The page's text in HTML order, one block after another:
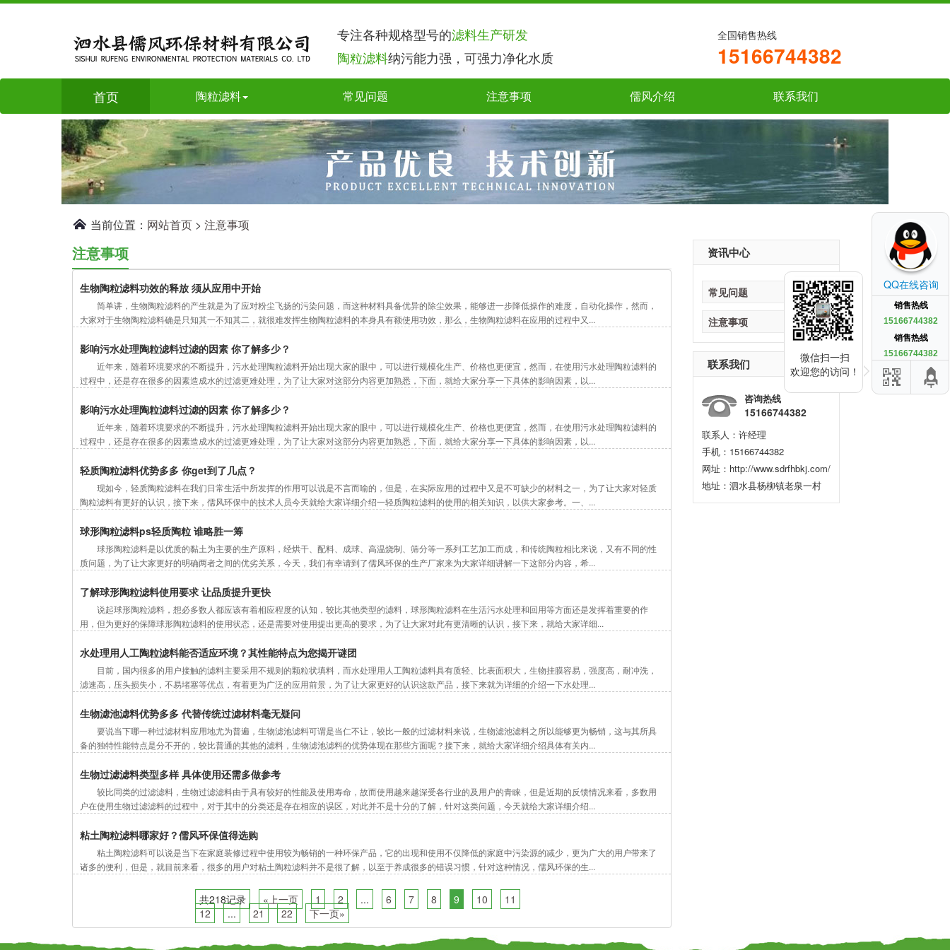
专注各种规格型号的滤料生产研发
陶粒滤料纳污能力强，可强力净化水质
全国销售热线
15166744382
首页 陶粒滤料 常见问题 注意事项 儒风介绍 联系我们
当前位置： 网站首页 > 注意事项
注意事项
生物陶粒滤料功效的释放 须从应用中开始
简单讲，生物陶粒滤料的产生就是为了应对粉尘飞扬的污染问题，而这种材料具备优异的除尘效果，能够进一步降低操作的难度，自动化操作，然而，
大家对于生物陶粒滤料确是只知其一不知其二，就很难发挥生物陶粒滤料的本身具有额使用功效，那么，生物陶粒滤料在应用的过程中又...
影响污水处理陶粒滤料过滤的因素 你了解多少？
近年来，随着环境要求的不断提升，污水处理陶粒滤料开始出现大家的眼中，可以进行规模化生产、价格也更便宜，然而，在使用污水处理陶粒滤料的
过程中，还是存在很多的因素造成水的过滤更难处理，为了让大家对这部分内容更加熟悉，下面，就给大家分享一下具体的影响因素，以...
影响污水处理陶粒滤料过滤的因素 你了解多少？
近年来，随着环境要求的不断提升，污水处理陶粒滤料开始出现大家的眼中，可以进行规模化生产、价格也更便宜，然而，在使用污水处理陶粒滤料的
过程中，还是存在很多的因素造成水的过滤更难处理，为了让大家对这部分内容更加熟悉，下面，就给大家分享一下具体的影响因素，以...
轻质陶粒滤料优势多多 你get到了几点？
现如今，轻质陶粒滤料在我们日常生活中所发挥的作用可以说是不言而喻的，但是，在实际应用的过程中又是不可缺少的材料之一，为了让大家对轻质
陶粒滤料有更好的认识，接下来，儒风环保中的技术人员今天就给大家详细介绍一轻质陶粒滤料的使用的相关知识，以供大家参考。一、...
球形陶粒滤料ps轻质陶粒 谁略胜一筹
球形陶粒滤料是以优质的黏土为主要的生产原料，经烘干、配料、成球、高温烧制、筛分等一系列工艺加工而成，和传统陶粒相比来说，又有不同的性
质问题，为了让大家更好的明确两者之间的优劣关系，今天，我们有幸请到了儒风环保的生产厂家来为大家详细讲解一下这部分内容，希...
了解球形陶粒滤料使用要求 让品质提升更快
说起球形陶粒滤料，想必多数人都应该有着相应程度的认知，较比其他类型的滤料，球形陶粒滤料在生活污水处理和回用等方面还是发挥着重要的作
用，但为更好的保障球形陶粒滤料的使用状态，还是需要对使用提出更高的要求，为了让大家对此有更清晰的认识，接下来，就给大家详细...
水处理用人工陶粒滤料能否适应环境？其性能特点为您揭开谜团
目前，国内很多的用户接触的滤料主要采用不规则的颗粒状填料，而水处理用人工陶粒滤料具有质轻、比表面积大，生物挂膜容易，强度高，耐冲洗，
滤速高，压头损失小，不易堵塞等优点，有着更为广泛的应用前景，为了让大家更好的认识这款产品，接下来就为详细的介绍一下水处理...
生物滤池滤料优势多多 代替传统过滤材料毫无疑问
要说当下哪一种过滤材料应用地尤为普遍，生物滤池滤料可谓是当仁不让，较比一般的过滤材料来说，生物滤池滤料之所以能够更为畅销，这与其所具
备的独特性能特点是分不开的，较比普通的其他的滤料，生物滤池滤料的优势体现在那些方面呢？接下来，就给大家详细介绍具体有关内...
生物过滤滤料类型多样 具体使用还需多做参考
较比同类的过滤滤料，生物过滤滤料由于具有较好的性能及使用寿命，故而使用越来越深受各行业的及用户的青睐，但是近期的反馈情况来看，多数用
户在使用生物过滤滤料的过程中，对于其中的分类还是存在相应的误区，对此并不是十分的了解，针对这类问题，今天就给大家详细介绍...
粘土陶粒滤料哪家好？儒风环保值得选购
粘土陶粒滤料可以说是当下在家庭装修过程中使用较为畅销的一种环保产品，它的出现和使用不仅降低的家庭中污染源的减少，更为广大的用户带来了
诸多的便利，但是，就目前来看，很多的用户对粘土陶粒滤料并不是很了解，以至于养成很多的错误习惯，针对这种情况，儒风环保的生...
共218记录 «上一页 1 2 ... 6 7 8 9 10
11
12
... 21 22 下一页»
资讯中心
常见问题
注意事项
联系我们
咨询热线
15166744382
联系人：许经理
手机：15166744382
网址：http://www.sdrfhbkj.com/
地址：泗水县杨柳镇老泉一村
QQ在线咨询
销售热线
15166744382
销售热线
15166744382
微信扫一扫
欢迎您的访问！